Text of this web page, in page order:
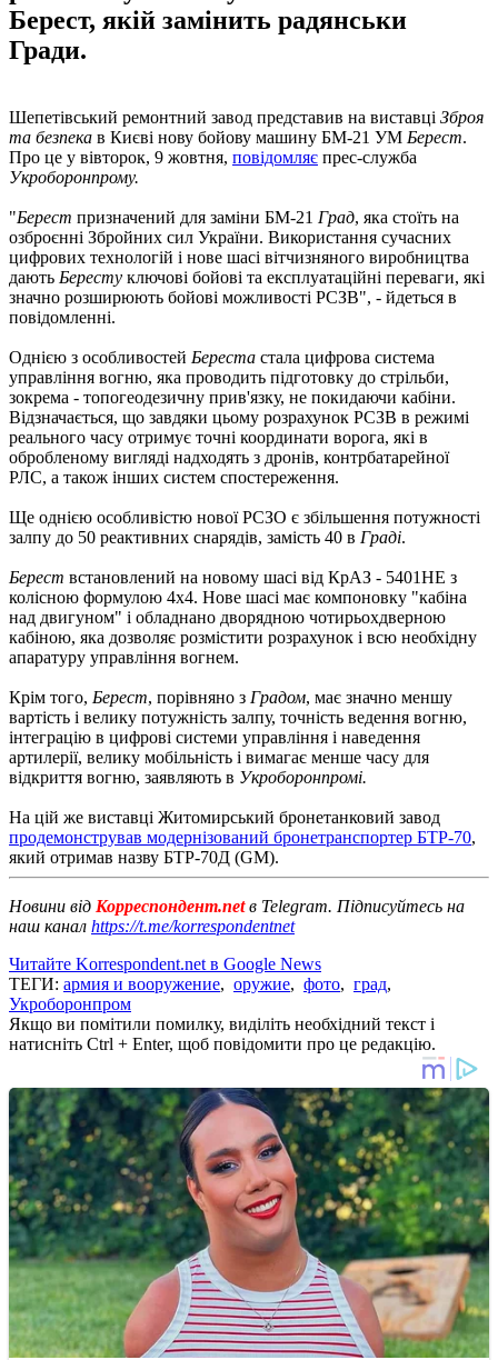
Берест, якій замінить радянськи
Гради.
Шепетівський ремонтний завод представив на виставці Зброя
та безпека в Києві нову бойову машину БМ-21 УМ Берест.
Про це у вівторок, 9 жовтня, повідомляє прес-служба
Укроборонпрому.
"Берест призначений для заміни БМ-21 Град, яка стоїть на
озброєнні Збройних сил України. Використання сучасних
цифрових технологій і нове шасі вітчизняного виробництва
дають Бересту ключові бойові та експлуатаційні переваги, які
значно розширюють бойові можливості РСЗВ", - йдеться в
повідомленні.
Однією з особливостей Береста стала цифрова система
управління вогню, яка проводить підготовку до стрільби,
зокрема - топогеодезичну прив'язку, не покидаючи кабіни.
Відзначається, що завдяки цьому розрахунок РСЗВ в режимі
реального часу отримує точні координати ворога, які в
обробленому вигляді надходять з дронів, контрбатарейної
РЛС, а також інших систем спостереження.
Ще однією особливістю нової РСЗО є збільшення потужності
залпу до 50 реактивних снарядів, замість 40 в Граді.
Берест встановлений на новому шасі від КрАЗ - 5401НЕ з
колісною формулою 4х4. Нове шасі має компоновку "кабіна
над двигуном" і обладнано дворядною чотирьохдверною
кабіною, яка дозволяє розмістити розрахунок і всю необхідну
апаратуру управління вогнем.
Крім того, Берест, порівняно з Градом, має значно меншу
вартість і велику потужність залпу, точність ведення вогню,
інтеграцію в цифрові системи управління і наведення
артилерії, велику мобільність і вимагає менше часу для
відкриття вогню, заявляють в Укроборонпромі.
На цій же виставці Житомирський бронетанковий завод
продемонстрував модернізований бронетранспортер БТР-70,
який отримав назву БТР-70Д (GM).
Новини від Корреспондент.netв Telegram. Підписуйтесь на
наш канал https://t.me/korrespondentnet
Читайте Korrespondent.net в Google News
ТЕГИ: армия и вооружение, оружие, фото, град,
Укроборонпром
Якщо ви помітили помилку, виділіть необхідний текст і
натисніть Ctrl + Enter, щоб повідомити про це редакцію.